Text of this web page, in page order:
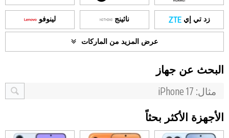
زد تي إي ناثينج لينوفو
عرض المزيد من الماركات
البحث عن جهاز
الأجهزة الأكثر بحثاً